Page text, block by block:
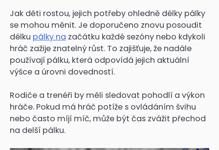
Jak děti rostou, jejich potřeby ohledně délky pálky
se mohou měnit. Je doporučeno znovu posoudit
délku pálky na začátku každé sezóny nebo kdykoli
hráč zažije znatelný růst. To zajišťuje, že nadále
používají pálku, která odpovídá jejich aktuální
výšce a úrovni dovedností.
Rodiče a trenéři by měli sledovat pohodlí a výkon
hráče. Pokud má hráč potíže s ovládáním švihu
nebo často míjí míč, může být čas zvážit přechod
na delší pálku.